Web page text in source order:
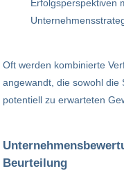
Erfolgsperspektiven
Oft werden kombinierte
angewandt, die sowohl die
potentiell zu erwarteten
Beurteilung